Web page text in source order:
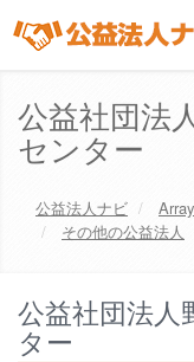
公益社団法
センター
公益法人ナビ Array
その他の公益法人
公益社団法人
ター